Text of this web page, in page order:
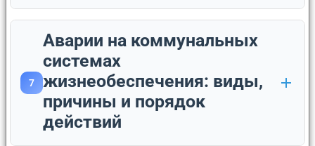
7
Аварии на коммунальных
системах
жизнеобеспечения: виды,
причины и порядок
действий